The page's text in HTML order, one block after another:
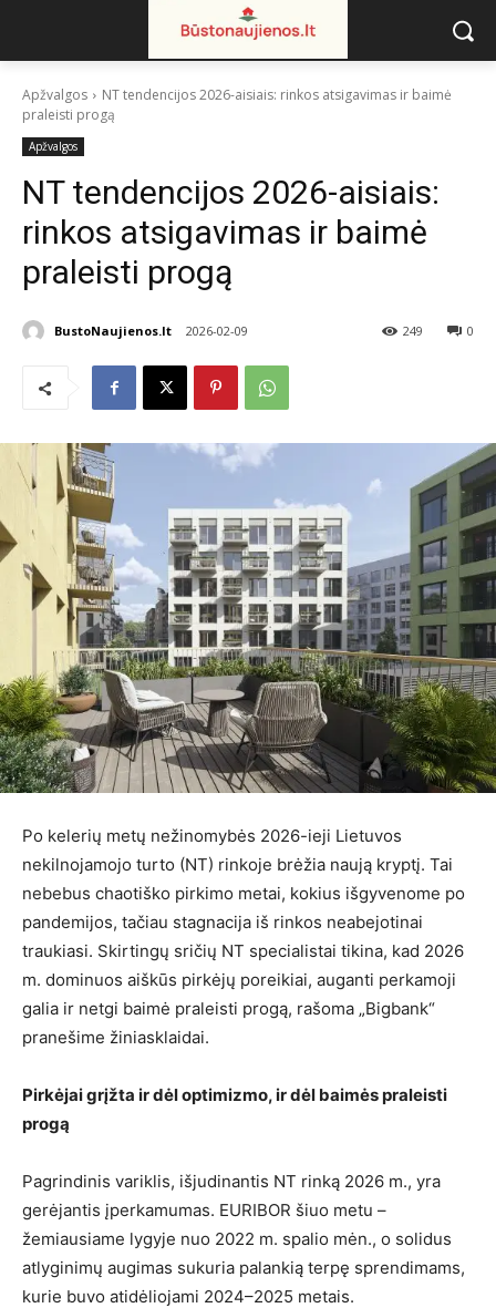
Apžvalgos
NT tendencijos 2026-aisiais: rinkos atsigavimas ir baimė
praleisti progą
Apžvalgos
NT tendencijos 2026-aisiais:
rinkos atsigavimas ir baimė
praleisti progą
BustoNaujienos.lt 2026-02-09 0
249
Po kelerių metų nežinomybės 2026-ieji Lietuvos
nekilnojamojo turto (NT) rinkoje brėžia naują kryptį. Tai
nebebus chaotiško pirkimo metai, kokius išgyvenome po
pandemijos, tačiau stagnacija iš rinkos neabejotinai
traukiasi. Skirtingų sričių NT specialistai tikina, kad 2026
m. dominuos aiškūs pirkėjų poreikiai, auganti perkamoji
galia ir netgi baimė praleisti progą, rašoma „Bigbank“
pranešime žiniasklaidai.
Pirkėjai grįžta ir dėl optimizmo, ir dėl baimės praleisti
progą
Pagrindinis variklis, išjudinantis NT rinką 2026 m., yra
gerėjantis įperkamumas. EURIBOR šiuo metu –
žemiausiame lygyje nuo 2022 m. spalio mėn., o solidus
atlyginimų augimas sukuria palankią terpę sprendimams,
kurie buvo atidėliojami 2024–2025 metais.